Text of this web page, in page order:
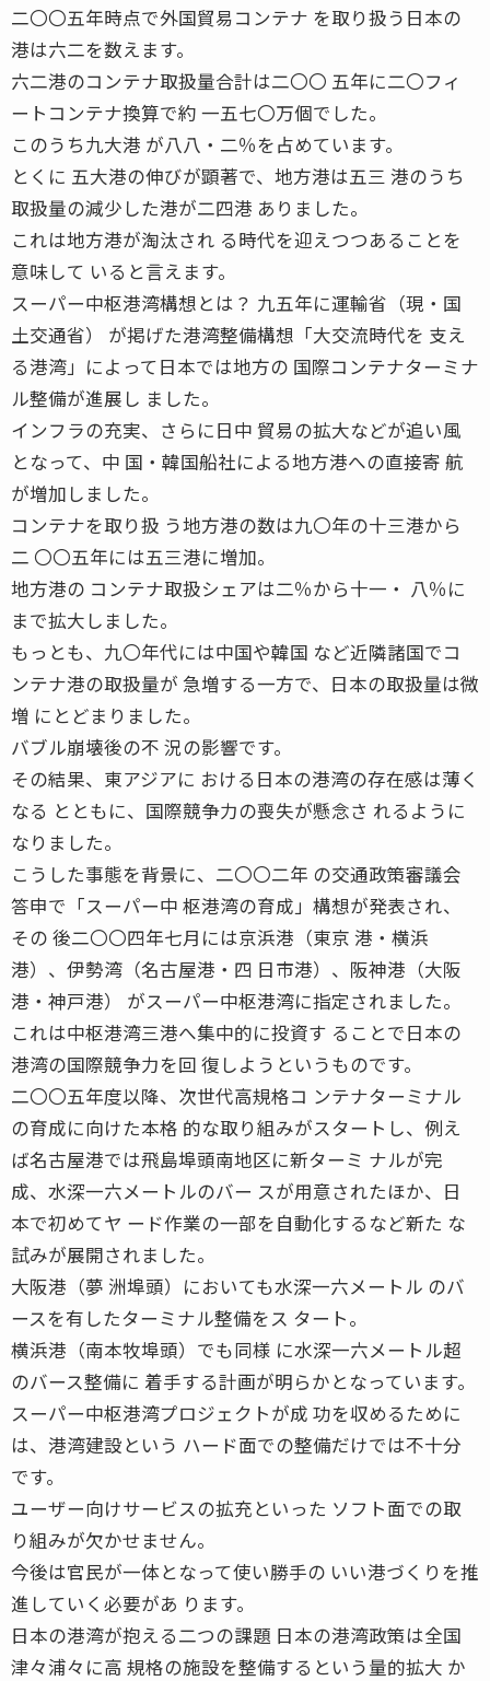
二〇〇五年時点で外国貿易コンテナ を取り扱う日本の
港は六二を数えます。
六二港のコンテナ取扱量合計は二〇〇 五年に二〇フィ
ートコンテナ換算で約 一五七〇万個でした。
このうち九大港 が八八・二％を占めています。
とくに 五大港の伸びが顕著で、地方港は五三 港のうち
取扱量の減少した港が二四港 ありました。
これは地方港が淘汰され る時代を迎えつつあることを
意味して いると言えます。
スーパー中枢港湾構想とは？ 九五年に運輸省（現・国
土交通省） が掲げた港湾整備構想「大交流時代を 支え
る港湾」によって日本では地方の 国際コンテナターミナ
ル整備が進展し ました。
インフラの充実、さらに日中 貿易の拡大などが追い風
となって、中 国・韓国船社による地方港への直接寄 航
が増加しました。
コンテナを取り扱 う地方港の数は九〇年の十三港から
二 〇〇五年には五三港に増加。
地方港の コンテナ取扱シェアは二％から十一・ 八％に
まで拡大しました。
もっとも、九〇年代には中国や韓国 など近隣諸国でコ
ンテナ港の取扱量が 急増する一方で、日本の取扱量は微
増 にとどまりました。
バブル崩壊後の不 況の影響です。
その結果、東アジアに おける日本の港湾の存在感は薄く
なる とともに、国際競争力の喪失が懸念さ れるように
なりました。
こうした事態を背景に、二〇〇二年 の交通政策審議会
答申で「スーパー中 枢港湾の育成」構想が発表され、
その 後二〇〇四年七月には京浜港（東京 港・横浜
港）、伊勢湾（名古屋港・四 日市港）、阪神港（大阪
港・神戸港） がスーパー中枢港湾に指定されました。
これは中枢港湾三港へ集中的に投資す ることで日本の
港湾の国際競争力を回 復しようというものです。
二〇〇五年度以降、次世代高規格コ ンテナターミナル
の育成に向けた本格 的な取り組みがスタートし、例え
ば名古屋港では飛島埠頭南地区に新ターミ ナルが完
成、水深一六メートルのバー スが用意されたほか、日
本で初めてヤ ード作業の一部を自動化するなど新た な
試みが展開されました。
大阪港（夢 洲埠頭）においても水深一六メートル のバ
ースを有したターミナル整備をス タート。
横浜港（南本牧埠頭）でも同様 に水深一六メートル超
のバース整備に 着手する計画が明らかとなっています。
スーパー中枢港湾プロジェクトが成 功を収めるために
は、港湾建設という ハード面での整備だけでは不十分
です。
ユーザー向けサービスの拡充といった ソフト面での取
り組みが欠かせません。
今後は官民が一体となって使い勝手の いい港づくりを推
進していく必要があ ります。
日本の港湾が抱える二つの課題 日本の港湾政策は全国
津々浦々に高 規格の施設を整備するという量的拡大 か